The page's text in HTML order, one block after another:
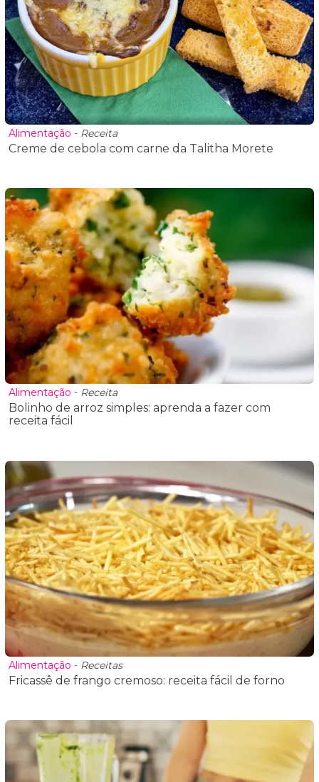
Alimentação - Receita
Creme de cebola com carne da Talitha Morete
Alimentação - Receita
Bolinho de arroz simples: aprenda a fazer com
receita fácil
Alimentação - Receitas
Fricassê de frango cremoso: receita fácil de forno